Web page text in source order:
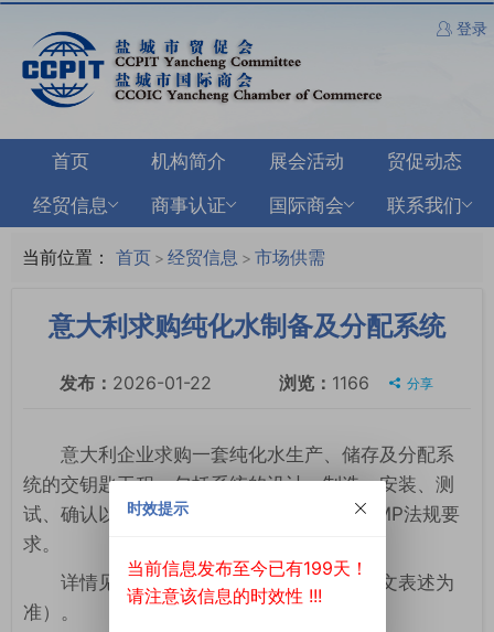
登录
首页 机构简介 展会活动
贸促动态
经贸信息
商事认证 国际商会 联系我们
当前位置： 首页 > 经贸信息 > 市场供需
意大利求购纯化水制备及分配系统
发布： 2026-01-22 浏览： 1166 分享
意大利企业求购一套纯化水生产、储存及分配系
统的交钥匙工程，包括系统的设计、制造、安装、测
试、确认以及启动支持系统，须符合现行GMP法规要
求。
详情见附件（中文翻译仅供参考，以英文表述为
准）。
时效提示
当前信息发布至今已有199天！
请注意该信息的时效性 !!!